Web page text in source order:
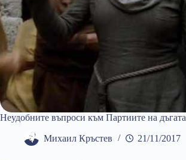
Неудобните въпроси към Партиите на дъгата
Михаил Кръстев 21/11/2017